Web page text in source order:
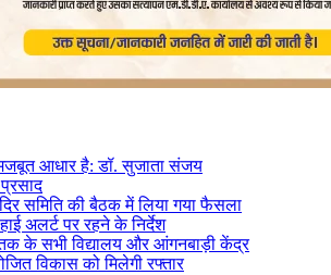
आधार है: डॉ. सुजाता संजय
समिति की बैठक में लिया गया फैसला
अलर्ट पर रहने के निर्देश
तक के सभी विद्यालय और आंगनबाड़ी केंद्र
विकास को मिलेगी रफ्तार